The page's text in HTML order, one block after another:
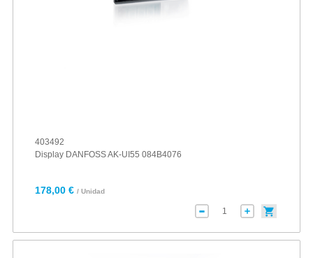
403492
Display DANFOSS AK-UI55 084B4076
178,00 € / Unidad